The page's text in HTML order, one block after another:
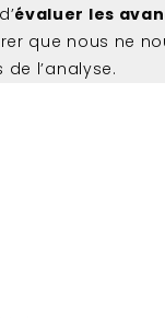
évaluer les
que nous ne
l’analyse.